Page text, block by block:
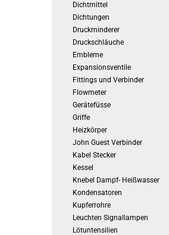
Dichtmittel
Dichtungen
Druckminderer
Druckschläuche
Embleme
Expansionsventile
Fittings und Verbinder
Flowmeter
Gerätefüsse
Griffe
Heizkörper
John Guest Verbinder
Kabel Stecker
Kessel
Knebel Dampf- Heißwasser
Kondensatoren
Kupferrohre
Leuchten Signallampen
Lötuntensilien